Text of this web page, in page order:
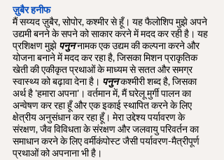
ज़ुबैर हनीफ
मैं सय्यद ज़ुबैर, सोपोर, कश्मीर से हूँ। यह फैलोशिप मुझे अपने
उद्यमी बनने के सपने को साकार करने में मदद कर रही है। यह
प्रशिक्षण मुझे पनुन नामक एक उद्यम की कल्पना करने और
योजना बनाने में मदद कर रहा है, जिसका मिशन प्राकृतिक
खेती की एकीकृत प्रथाओं के माध्यम से सतत और समग्र
स्वास्थ्य को बढ़ावा देना है। पनुन कश्मीरी शब्द है, जिसका
अर्थ है 'हमारा अपना'। वर्तमान में, मैं घरेलू मुर्गी पालन का
अन्वेषण कर रहा हूँ और एक इकाई स्थापित करने के लिए
क्षेत्रीय अनुसंधान कर रहा हूँ। मेरा उद्देश्य पर्यावरण के
संरक्षण, जैव विविधता के संरक्षण और जलवायु परिवर्तन का
समाधान करने के लिए वर्मीकंपोस्ट जैसी पर्यावरण-मैत्रीपूर्ण
प्रथाओं को अपनाना भी है।